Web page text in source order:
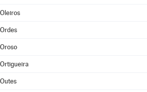
Oleiros
Ordes
Oroso
Ortigueira
Outes